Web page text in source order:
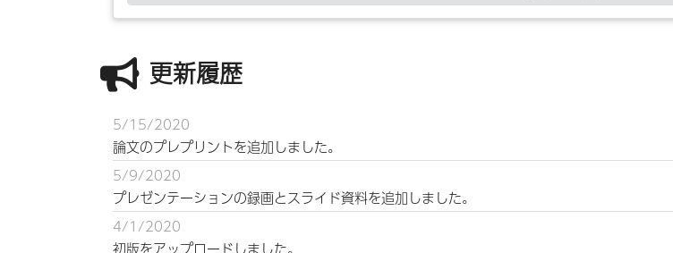
更新履歴
5/15/2020
論文のプレプリントを追加しました。
5/9/2020
プレゼンテーションの録画とスライド資料を追加しました。
4/1/2020
初版をアップロードしました。